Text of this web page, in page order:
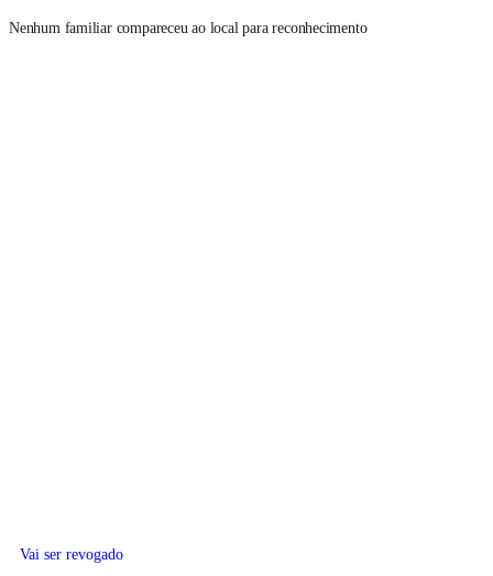
Nenhum familiar compareceu ao local para reconhecimento
Vai ser revogado